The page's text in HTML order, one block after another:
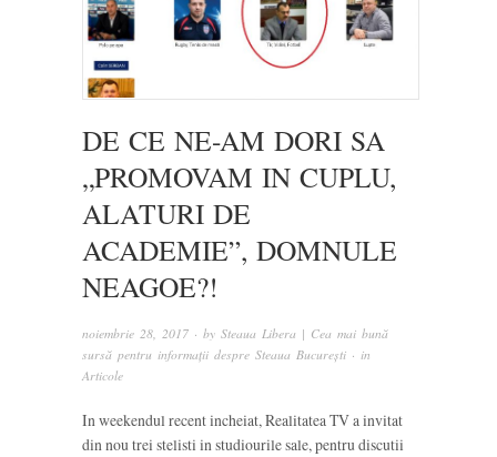
DE CE NE-AM DORI SA
„PROMOVAM IN CUPLU,
ALATURI DE
ACADEMIE”, DOMNULE
NEAGOE?!
noiembrie 28, 2017 · by Steaua Libera | Cea mai bună
sursă pentru informații despre Steaua București · in
Articole
In weekendul recent incheiat, Realitatea TV a invitat
din nou trei stelisti in studiourile sale, pentru discutii